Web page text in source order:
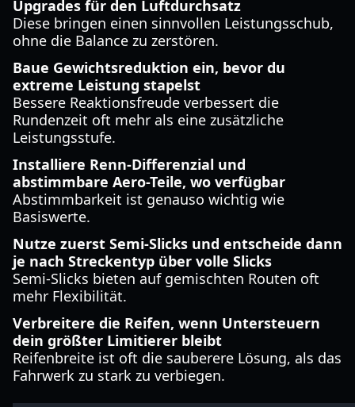
Upgrades für den Luftdurchsatz
Diese bringen einen sinnvollen Leistungsschub,
ohne die Balance zu zerstören.
Baue Gewichtsreduktion ein, bevor du
extreme Leistung stapelst
Bessere Reaktionsfreude verbessert die
Rundenzeit oft mehr als eine zusätzliche
Leistungsstufe.
Installiere Renn-Differenzial und
abstimmbare Aero-Teile, wo verfügbar
Abstimmbarkeit ist genauso wichtig wie
Basiswerte.
Nutze zuerst Semi-Slicks und entscheide dann
je nach Streckentyp über volle Slicks
Semi-Slicks bieten auf gemischten Routen oft
mehr Flexibilität.
Verbreitere die Reifen, wenn Untersteuern
dein größter Limitierer bleibt
Reifenbreite ist oft die sauberere Lösung, als das
Fahrwerk zu stark zu verbiegen.